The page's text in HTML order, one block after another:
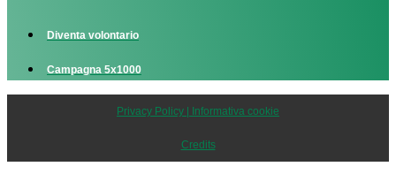
Diventa volontario
Campagna 5x1000
Privacy Policy | Informativa cookie
Credits